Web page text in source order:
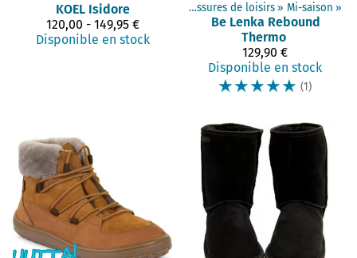
KOEL Isidore
120,00 - 149,95 €
Disponible en stock
‪»Adultes chaussures Chaussures de loisirs ‪» Mi-saison ‪»
Be Lenka Rebound
Thermo
129,90 €
Disponible en stock
☆☆☆☆☆ (1)